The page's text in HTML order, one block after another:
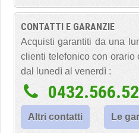
CONTATTI E GARANZIE
Acquisti garantiti da una
clienti telefonico con orario
dal lunedì al venerdì :
Altri contatti Le